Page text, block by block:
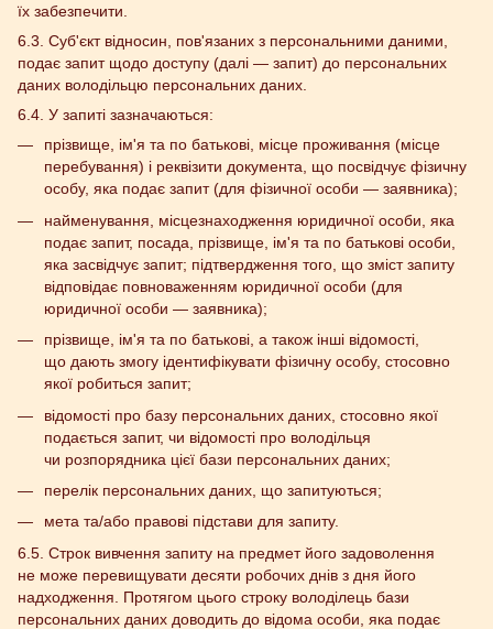
їх забезпечити.
6.3. Суб'єкт відносин, пов'язаних з персональними даними,
подає запит щодо доступу (далі — запит) до персональних
даних володільцю персональних даних.
6.4. У запиті зазначаються:
прізвище, ім'я та по батькові, місце проживання (місце
перебування) і реквізити документа, що посвідчує фізичну
особу, яка подає запит (для фізичної особи — заявника);
найменування, місцезнаходження юридичної особи, яка
подає запит, посада, прізвище, ім'я та по батькові особи,
яка засвідчує запит; підтвердження того, що зміст запиту
відповідає повноваженням юридичної особи (для
юридичної особи — заявника);
прізвище, ім'я та по батькові, а також інші відомості,
що дають змогу ідентифікувати фізичну особу, стосовно
якої робиться запит;
відомості про базу персональних даних, стосовно якої
подається запит, чи відомості про володільця
чи розпорядника цієї бази персональних даних;
перелік персональних даних, що запитуються;
мета та/або правові підстави для запиту.
6.5. Строк вивчення запиту на предмет його задоволення
не може перевищувати десяти робочих днів з дня його
надходження. Протягом цього строку володілець бази
персональних даних доводить до відома особи, яка подає